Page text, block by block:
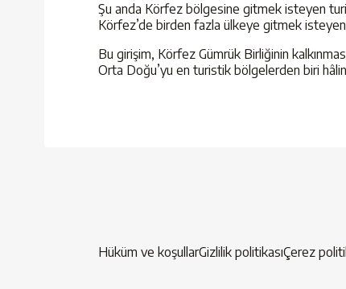
Şu anda Körfez bölgesine gitmek isteyen
Körfez’de birden fazla ülkeye gitmek
Bu girişim, Körfez Gümrük Birliğinin
Orta Doğu’yu en turistik bölgelerden biri
Hüküm ve koşullarGizlilik politikasıÇerez